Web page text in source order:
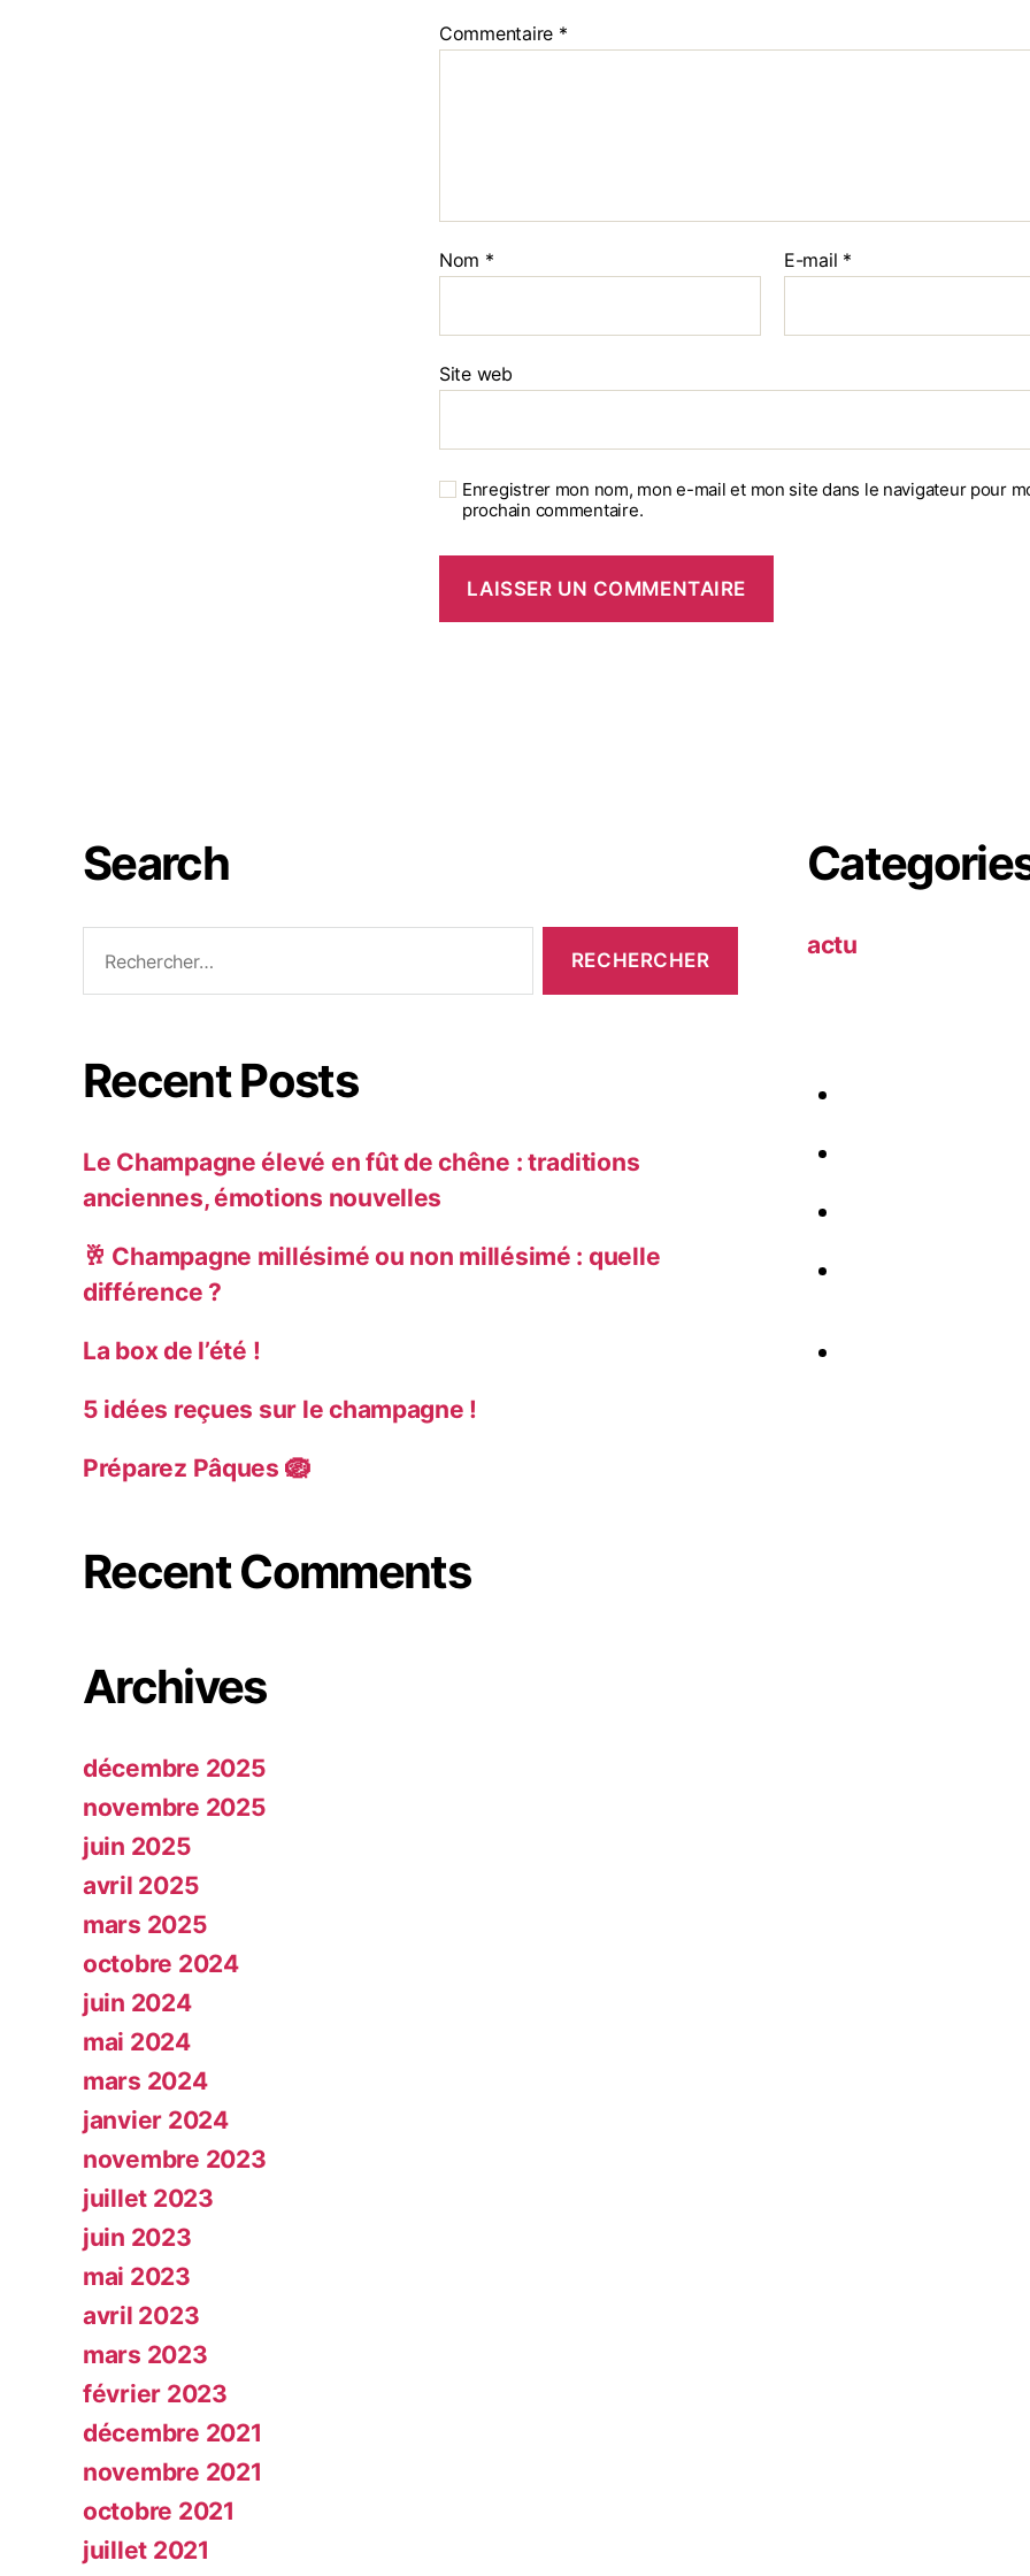
Commentaire *
Nom * E-mail *
Site web
Enregistrer mon nom, mon e-mail et mon site dans le navigateur pour
prochain commentaire.
Search
Recent Posts
Le Champagne élevé en fût de chêne : traditions
anciennes, émotions nouvelles
🥂 Champagne millésimé ou non millésimé : quelle
différence ?
La box de l’été !
5 idées reçues sur le champagne !
Préparez Pâques 🪺
Recent Comments
Archives
décembre 2025
novembre 2025
juin 2025
avril 2025
mars 2025
octobre 2024
juin 2024
mai 2024
mars 2024
janvier 2024
novembre 2023
juillet 2023
juin 2023
mai 2023
avril 2023
mars 2023
février 2023
décembre 2021
novembre 2021
octobre 2021
juillet 2021
actu